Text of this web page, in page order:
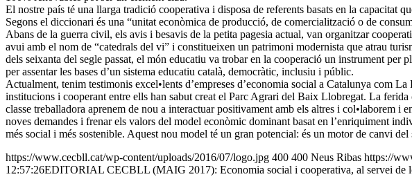
El nostre país té una llarga tradició cooperativa i disposa de referents basats en la capacitat
Segons el diccionari és una “unitat econòmica de producció, de comercialització o de
Abans de la guerra civil, els avis i besavis de la petita pagesia actual, van organitzar
avui amb el nom de “catedrals del vi” i constitueixen un patrimoni modernista que atrau
dels seixanta del segle passat, el món educatiu va trobar en la cooperació un instrument per
per assentar les bases d’un sistema educatiu català, democràtic, inclusiu i públic.
Actualment, tenim testimonis excel•lents d’empreses d’economia social a Catalunya com
institucions i cooperant entre ells han sabut creat el Parc Agrari del Baix Llobregat. La
classe treballadora aprenem de nou a interactuar positivament amb els altres i col•laborem
noves demandes i frenar els valors del model econòmic dominant basat en l’enriquiment
més social i més sostenible. Aquest nou model té un gran potencial: és un motor de canvi
https://www.cecbll.cat/wp-content/uploads/2016/07/logo.jpg 400 400 Neus Ribas https://
12:57:26EDITORIAL CECBLL (MAIG 2017): Economia social i cooperativa, al servei de